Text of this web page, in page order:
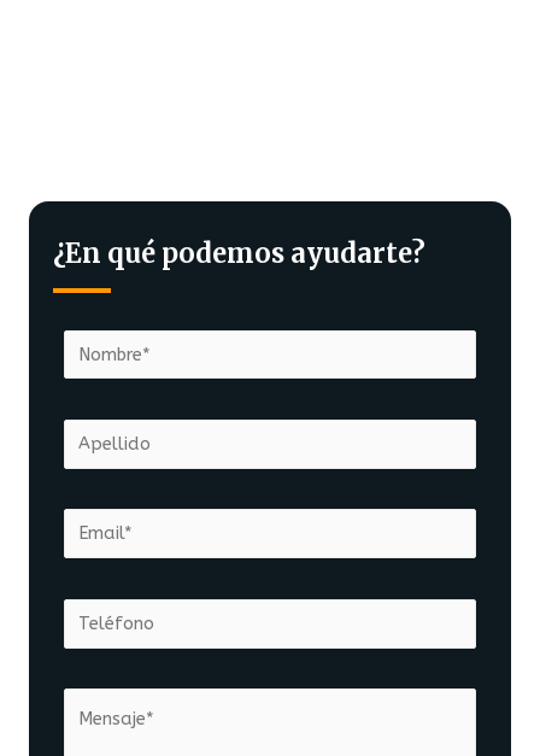
¿En qué podemos ayudarte?